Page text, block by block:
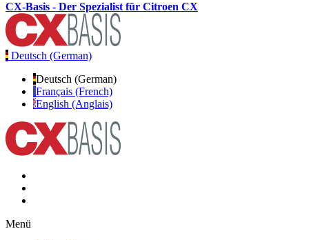
CX-Basis - Der Spezialist für Citroen CX
Deutsch (German)
Deutsch (German)
Français (French)
English (Anglais)
Menü